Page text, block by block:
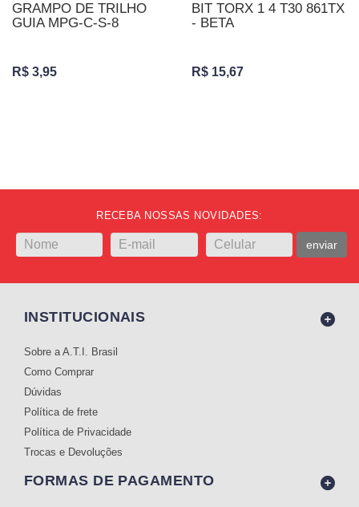
GRAMPO DE TRILHO
GUIA MPG-C-S-8
R$ 3,95
BIT TORX 1 4 T30 861TX
- BETA
R$ 15,67
RECEBA NOSSAS NOVIDADES:
enviar
INSTITUCIONAIS
Sobre a A.T.I. Brasil
Como Comprar
Dúvidas
Política de frete
Política de Privacidade
Trocas e Devoluções
FORMAS DE PAGAMENTO